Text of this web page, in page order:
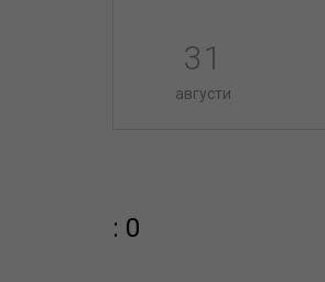
31
августи
: 0